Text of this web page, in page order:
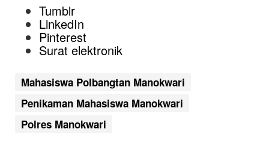
Tumblr
LinkedIn
Pinterest
Surat elektronik
Mahasiswa Polbangtan Manokwari
Penikaman Mahasiswa Manokwari
Polres Manokwari